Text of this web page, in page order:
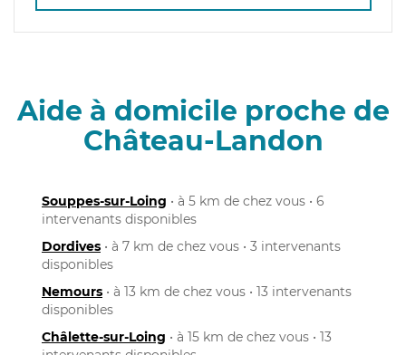
Aide à domicile proche de
Château-Landon
Souppes-sur-Loing • à 5 km de chez vous • 6
intervenants disponibles
Dordives • à 7 km de chez vous • 3 intervenants
disponibles
Nemours • à 13 km de chez vous • 13 intervenants
disponibles
Châlette-sur-Loing • à 15 km de chez vous • 13